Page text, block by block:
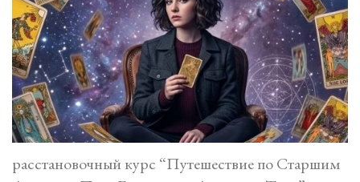
расстановочный курс “Путешествие по Старшим